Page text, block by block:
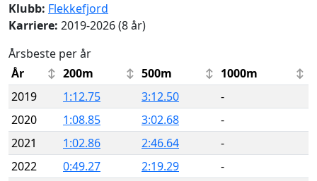
Klubb: Flekkefjord
Karriere: 2019-2026 (8 år)
Årsbeste per år
År
200m 500m
1000m
2019
1:12.75 3:12.50
-
2020
1:08.85 3:02.68
-
2021
1:02.86 2:46.64
-
2022
0:49.27 2:19.29
-